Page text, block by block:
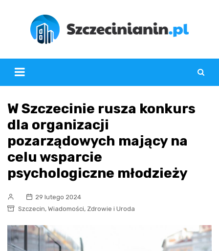
W Szczecinie rusza konkurs
dla organizacji
pozarządowych mający na
celu wsparcie
psychologiczne młodzieży
29 lutego 2024
Szczecin, Wiadomości, Zdrowie i Uroda